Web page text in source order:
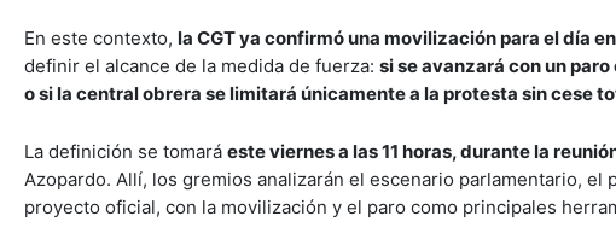
En este contexto, la CGT ya confirmó una movilización para el día
definir el alcance de la medida de fuerza: si se avanzará con un
o si la central obrera se limitará únicamente a la protesta sin cese
La definición se tomará este viernes a las 11 horas, durante la
Azopardo. Allí, los gremios analizarán el escenario parlamentario,
proyecto oficial, con la movilización y el paro como principales